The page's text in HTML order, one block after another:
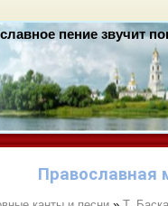
пение звучит
Православная